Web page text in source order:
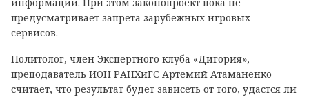
предусматривает запрета зарубежных игровых
сервисов.
Политолог, член Экспертного клуба «Дигория»,
преподаватель ИОН РАНХиГС Артемий Атаманенко
считает, что результат будет зависеть от того, удастся ли